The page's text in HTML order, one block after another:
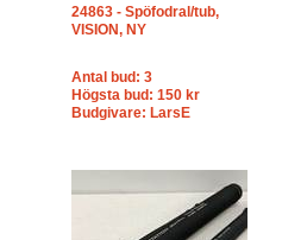
24863 - Spöfodral/tub,
VISION, NY
Antal bud: 3
Högsta bud: 150 kr
Budgivare: LarsE